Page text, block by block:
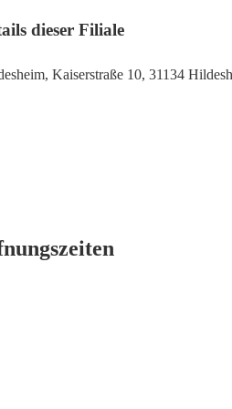
dieser Filiale
Kaiserstraße 10, 31134